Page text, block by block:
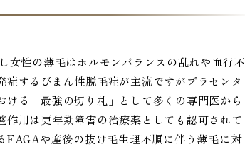
女性の薄毛はホルモンバランスの乱れや血行不
するびまん性脱毛症が主流ですがプラセンタ
る「最強の切り札」として多くの専門医から
用は更年期障害の治療薬としても認可されて
FAGAや産後の抜け毛生理不順に伴う薄毛に対